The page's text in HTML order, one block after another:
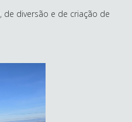
diversão e de criação de